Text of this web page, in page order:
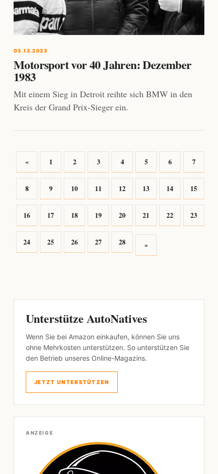
03.12.2023
Motorsport vor 40 Jahren: Dezember
1983
Mit einem Sieg in Detroit reihte sich BMW in den
Kreis der Grand Prix-Sieger ein.
« 1 2 3 4 5 6 7
8 9 10 11 12 13 14 15
16 17 18 19 20 21 22 23
24 25 26 27 28 »
Unterstütze AutoNatives
Wenn Sie bei Amazon einkaufen, können Sie uns
ohne Mehrkosten unterstützen. So unterstützen Sie
den Betrieb unseres Online-Magazins.
JETZT UNTERSTÜTZEN
ANZEIGE